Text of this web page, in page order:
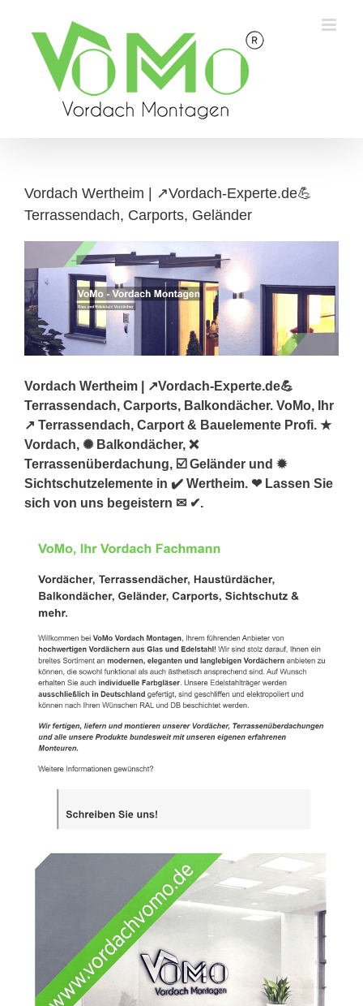
content
Vordach Wertheim | ↗️Vordach-Experte.de💪
Terrassendach, Carports, Geländer
Vordach Wertheim | ↗️Vordach-Experte.de💪
Terrassendach, Carports, Balkondächer. VoMo, Ihr
↗️ Terrassendach, Carport & Bauelemente Profi. ★
Vordach, ✺ Balkondächer, ❌
Terrassenüberdachung, ☑️ Geländer und ✹
Sichtschutzelemente in ✔️ Wertheim. ❤ Lassen Sie
sich von uns begeistern ✉ ✔.